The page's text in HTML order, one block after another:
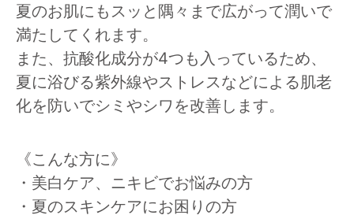
夏のお肌にもスッと隅々まで広がって潤いで
満たしてくれます。
また、抗酸化成分が4つも入っているため、
夏に浴びる紫外線やストレスなどによる肌老
化を防いでシミやシワを改善します。
《こんな方に》
・美白ケア、ニキビでお悩みの方
・夏のスキンケアにお困りの方